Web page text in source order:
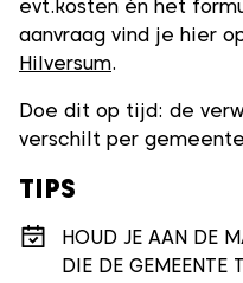
evt.kosten én het
aanvraag vind je hier
Hilversum.
Doe dit op tijd: de
verschilt per
TIPS
HOUD JE AAN DE
DIE DE GEMEENTE